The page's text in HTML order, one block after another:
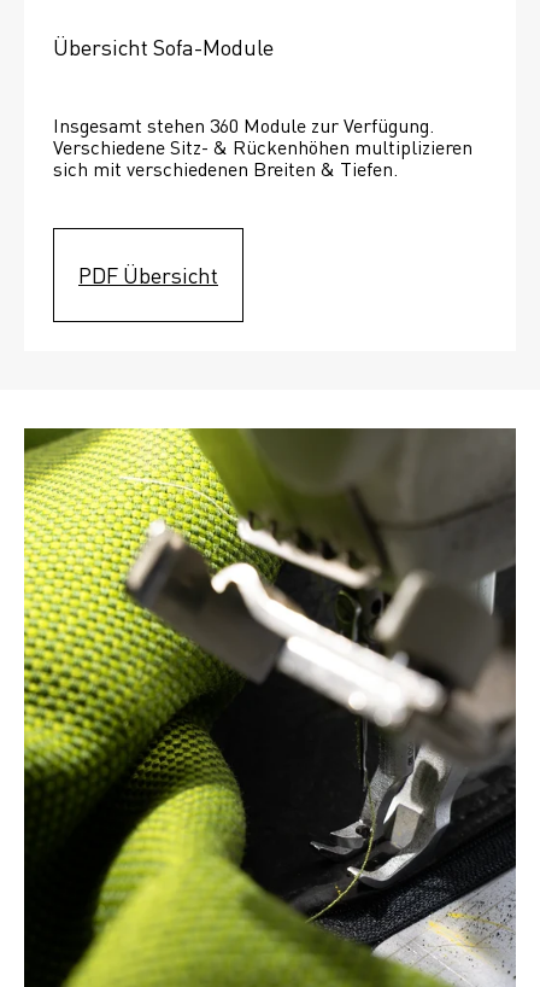
Übersicht Sofa-Module
Insgesamt stehen 360 Module zur Verfügung.
Verschiedene Sitz- & Rückenhöhen multiplizieren
sich mit verschiedenen Breiten & Tiefen.
PDF Übersicht